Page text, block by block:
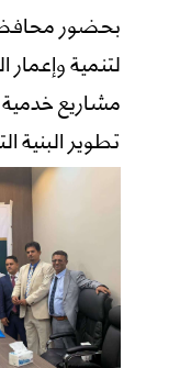
بحضور محافظ
لتنمية
مشاريع
تطوير البنية